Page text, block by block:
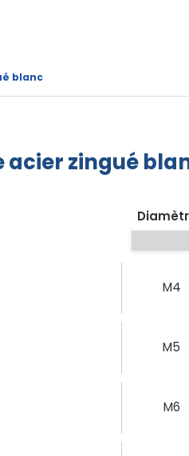
blanc
acier zingué
M4
M5
M6